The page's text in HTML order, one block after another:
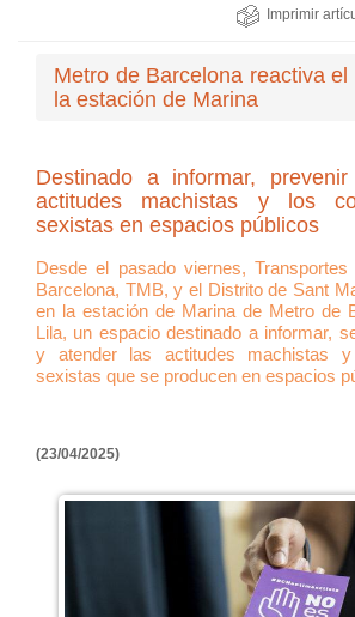
Imprimir
Metro de Barcelona reactiva
la estación de Marina
Destinado a informar,
actitudes machistas y los
sexistas en espacios públicos
Desde el pasado viernes, Transportes
Barcelona, TMB, y el Distrito de Sant
en la estación de Marina de Metro de
Lila, un espacio destinado a informar,
y atender las actitudes machistas y
sexistas que se producen en espacios
(23/04/2025)